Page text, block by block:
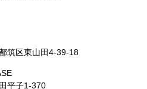
筑区東山田4-39-18
平子1-370